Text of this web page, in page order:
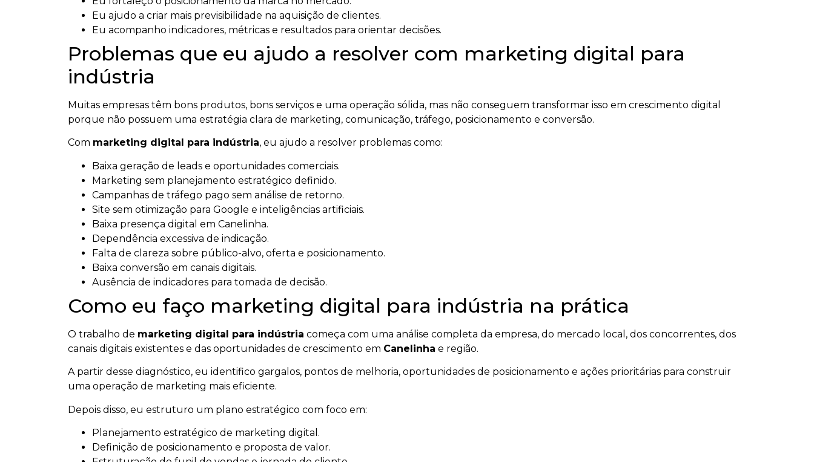
Eu ajudo a criar mais previsibilidade na aquisição de clientes.
Eu acompanho indicadores, métricas e resultados para orientar decisões.
Problemas que eu ajudo a resolver com marketing digital para
indústria
Muitas empresas têm bons produtos, bons serviços e uma operação sólida, mas não conseguem transformar isso em crescimento digital
porque não possuem uma estratégia clara de marketing, comunicação, tráfego, posicionamento e conversão.
Com marketing digital para indústria, eu ajudo a resolver problemas como:
Baixa geração de leads e oportunidades comerciais.
Marketing sem planejamento estratégico definido.
Campanhas de tráfego pago sem análise de retorno.
Site sem otimização para Google e inteligências artificiais.
Baixa presença digital em Canelinha.
Dependência excessiva de indicação.
Falta de clareza sobre público-alvo, oferta e posicionamento.
Baixa conversão em canais digitais.
Ausência de indicadores para tomada de decisão.
Como eu faço marketing digital para indústria na prática
O trabalho de marketing digital para indústria começa com uma análise completa da empresa, do mercado local, dos concorrentes, dos
canais digitais existentes e das oportunidades de crescimento em Canelinha e região.
A partir desse diagnóstico, eu identifico gargalos, pontos de melhoria, oportunidades de posicionamento e ações prioritárias para construir
uma operação de marketing mais eficiente.
Depois disso, eu estruturo um plano estratégico com foco em:
Planejamento estratégico de marketing digital.
Definição de posicionamento e proposta de valor.